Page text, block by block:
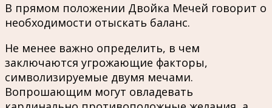
В прямом положении Двойка Мечей говорит о
необходимости отыскать баланс.
Не менее важно определить, в чем
заключаются угрожающие факторы,
символизируемые двумя мечами.
Вопрошающим могут овладевать